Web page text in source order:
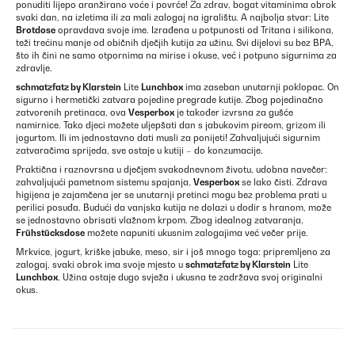
ponuditi lijepo aranžirano voće i povrće! Za zdrav, bogat vitaminima obrok
svaki dan, na izletima ili za mali zalogaj na igralištu. A najbolja stvar: Lite
Brotdose opravdava svoje ime. Izrađena u potpunosti od Tritana i silikona,
teži trećinu manje od običnih dječjih kutija za užinu. Svi dijelovi su bez BPA,
što ih čini ne samo otpornima na mirise i okuse, već i potpuno sigurnima za
zdravlje.
schmatzfatz by Klarstein Lite Lunchbox ima zaseban unutarnji poklopac. On
sigurno i hermetički zatvara pojedine pregrade kutije. Zbog pojedinačno
zatvorenih pretinaca, ova Vesperbox je također izvrsna za gušće
namirnice. Tako djeci možete uljepšati dan s jabukovim pireom, grizom ili
jogurtom. Ili im jednostavno dati musli za ponijeti! Zahvaljujući sigurnim
zatvaračima sprijeda, sve ostaje u kutiji – do konzumacije.
Praktična i raznovrsna u dječjem svakodnevnom životu, udobna navečer:
zahvaljujući pametnom sistemu spajanja, Vesperbox se lako čisti. Zdrava
higijena je zajamčena jer se unutarnji pretinci mogu bez problema prati u
perilici posuđa. Budući da vanjska kutija ne dolazi u dodir s hranom, može
se jednostavno obrisati vlažnom krpom. Zbog idealnog zatvaranja,
Frühstücksdose možete napuniti ukusnim zalogajima već večer prije.
Mrkvice, jogurt, kriške jabuke, meso, sir i još mnogo toga: pripremljeno za
zalogaj, svaki obrok ima svoje mjesto u schmatzfatz by Klarstein Lite
Lunchbox. Užina ostaje dugo svježa i ukusna te zadržava svoj originalni
okus.